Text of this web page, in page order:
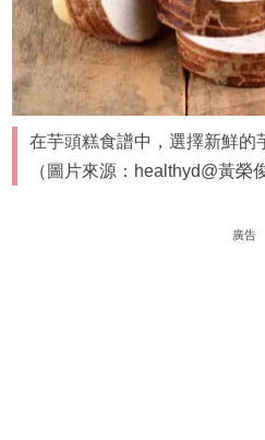
在芋頭糕食譜中，選擇新鮮的
（圖片來源：healthyd@黃榮
廣告